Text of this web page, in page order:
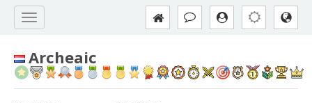
Archeaic